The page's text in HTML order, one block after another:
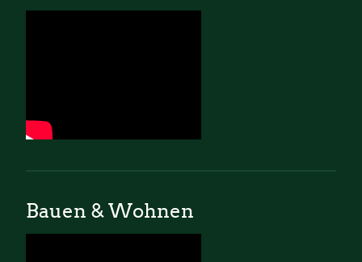
Bauen & Wohnen